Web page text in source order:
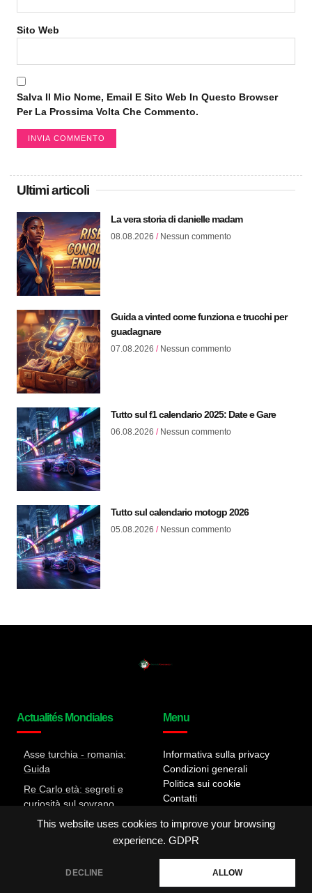
This website uses cookies to improve your browsing
experience. GDPR
DECLINE ALLOW
Sito Web
Salva Il Mio Nome, Email E Sito Web In Questo Browser
Per La Prossima Volta Che Commento.
Ultimi articoli
La vera storia di danielle madam
08.08.2026 Nessun commento
Guida a vinted come funziona e trucchi per
guadagnare
07.08.2026 Nessun commento
Tutto sul f1 calendario 2025: Date e Gare
06.08.2026 Nessun commento
Tutto sul calendario motogp 2026
05.08.2026 Nessun commento
Actualités Mondiales
Asse turchia - romania:
Guida
Re Carlo età: segreti e
curiosità sul sovrano
Tutta la verità sul Caso
Menu
Informativa sulla privacy
Condizioni generali
Politica sui cookie
Contatti